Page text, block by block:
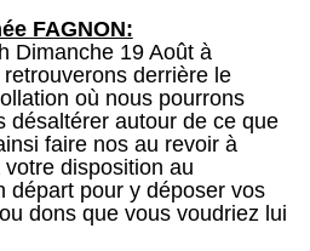
FAGNON:
Dimanche 19 Août à
derrière le
où nous pourrons
désaltérer autour de ce que
faire nos au revoir à
votre disposition au
départ pour y déposer vos
dons que vous voudriez lui